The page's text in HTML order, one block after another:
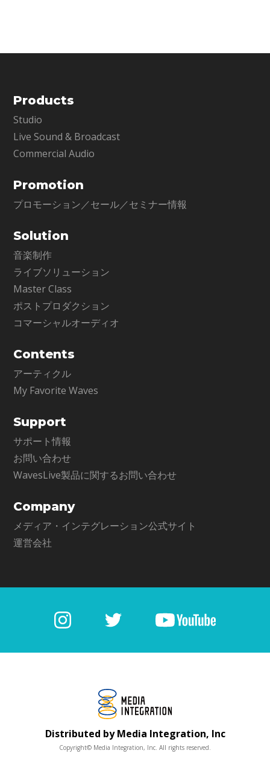
Products
Studio
Live Sound & Broadcast
Commercial Audio
Promotion
プロモーション／セール／セミナー情報
Solution
音楽制作
ライブソリューション
Master Class
ポストプロダクション
コマーシャルオーディオ
Contents
アーティクル
My Favorite Waves
Support
サポート情報
お問い合わせ
WavesLive製品に関するお問い合わせ
Company
メディア・インテグレーション公式サイト
運営会社
Distributed by Media Integration, Inc
Copyright© Media Integration, Inc. All rights reserved.